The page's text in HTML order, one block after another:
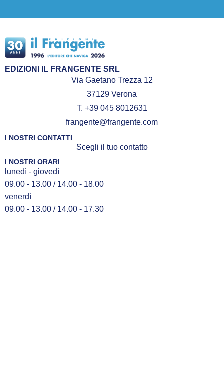
EDIZIONI IL FRANGENTE SRL
Via Gaetano Trezza 12
37129 Verona
T. +39 045 8012631
frangente@frangente.com
I NOSTRI CONTATTI
Scegli il tuo contatto
I NOSTRI ORARI
lunedì - giovedì
09.00 - 13.00 / 14.00 - 18.00
venerdì
09.00 - 13.00 / 14.00 - 17.30